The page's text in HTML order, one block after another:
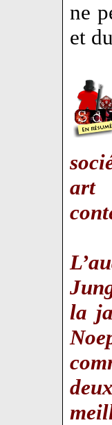
ne
et
art
la